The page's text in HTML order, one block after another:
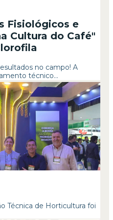
Fisiológicos e
Cultura do Café"
no campo! A
técnico...
Técnica de Horticultura foi